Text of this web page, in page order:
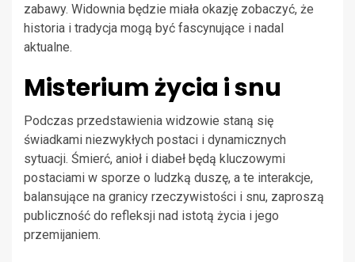
zabawy. Widownia będzie miała okazję zobaczyć, że
historia i tradycja mogą być fascynujące i nadal
aktualne.
Misterium życia i snu
Podczas przedstawienia widzowie staną się
świadkami niezwykłych postaci i dynamicznych
sytuacji. Śmierć, anioł i diabeł będą kluczowymi
postaciami w sporze o ludzką duszę, a te interakcje,
balansujące na granicy rzeczywistości i snu, zaproszą
publiczność do refleksji nad istotą życia i jego
przemijaniem.